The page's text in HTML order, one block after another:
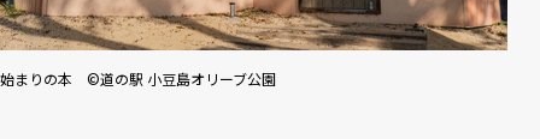
始まりの本 ©道の駅 小豆島オリーブ公園